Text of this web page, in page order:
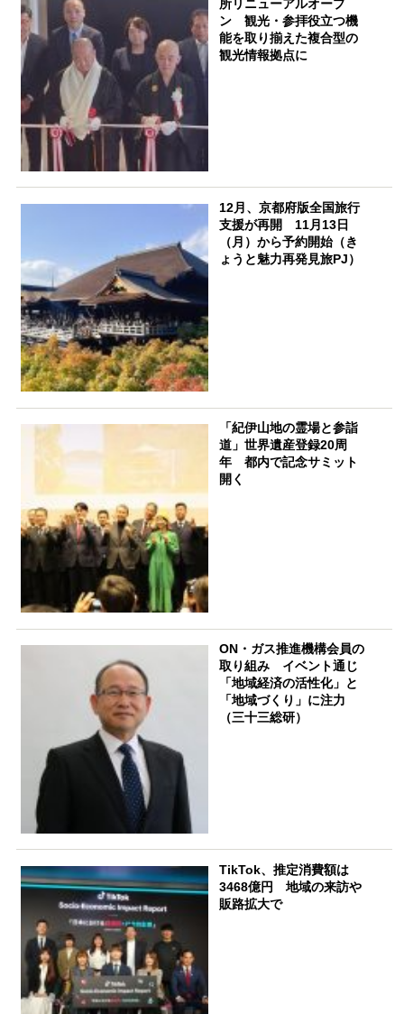
所リニューアルオープ
ン 観光・参拝役立つ機
能を取り揃えた複合型の
観光情報拠点に
12月、京都府版全国旅行
支援が再開 11月13日
（月）から予約開始（き
ょうと魅力再発見旅PJ）
「紀伊山地の霊場と参詣
道」世界遺産登録20周
年 都内で記念サミット
開く
ON・ガス推進機構会員の
取り組み イベント通じ
「地域経済の活性化」と
「地域づくり」に注力
（三十三総研）
TikTok、推定消費額は
3468億円 地域の来訪や
販路拡大で